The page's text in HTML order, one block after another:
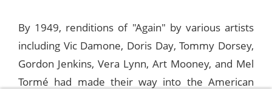
By 1949, renditions of "Again" by various artists
including Vic Damone, Doris Day, Tommy Dorsey,
Gordon Jenkins, Vera Lynn, Art Mooney, and Mel
Tormé had made their way into the American